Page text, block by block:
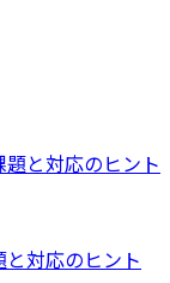
と対応のヒント